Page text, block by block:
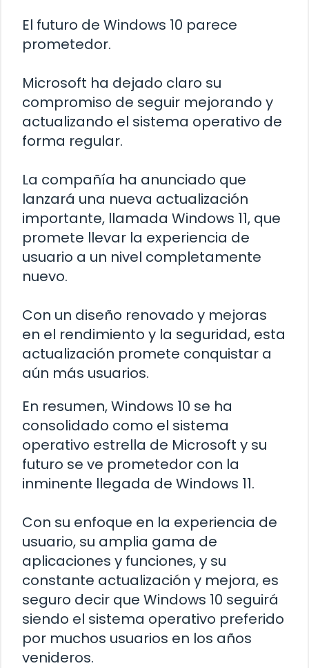
El futuro de Windows 10 parece
prometedor.
Microsoft ha dejado claro su
compromiso de seguir mejorando y
actualizando el sistema operativo de
forma regular.
La compañía ha anunciado que
lanzará una nueva actualización
importante, llamada Windows 11, que
promete llevar la experiencia de
usuario a un nivel completamente
nuevo.
Con un diseño renovado y mejoras
en el rendimiento y la seguridad, esta
actualización promete conquistar a
aún más usuarios.
En resumen, Windows 10 se ha
consolidado como el sistema
operativo estrella de Microsoft y su
futuro se ve prometedor con la
inminente llegada de Windows 11.
Con su enfoque en la experiencia de
usuario, su amplia gama de
aplicaciones y funciones, y su
constante actualización y mejora, es
seguro decir que Windows 10 seguirá
siendo el sistema operativo preferido
por muchos usuarios en los años
venideros.